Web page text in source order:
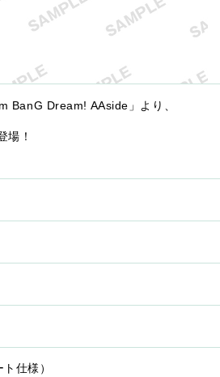
BanG Dream! AAside」より、
場！
仕様）